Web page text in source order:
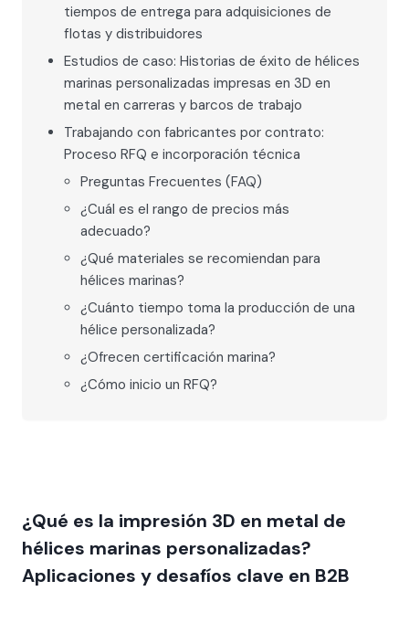
tiempos de entrega para adquisiciones de
flotas y distribuidores
Estudios de caso: Historias de éxito de hélices
marinas personalizadas impresas en 3D en
metal en carreras y barcos de trabajo
Trabajando con fabricantes por contrato:
Proceso RFQ e incorporación técnica
Preguntas Frecuentes (FAQ)
¿Cuál es el rango de precios más
adecuado?
¿Qué materiales se recomiendan para
hélices marinas?
¿Cuánto tiempo toma la producción de una
hélice personalizada?
¿Ofrecen certificación marina?
¿Cómo inicio un RFQ?
¿Qué es la impresión 3D en metal de
hélices marinas personalizadas?
Aplicaciones y desafíos clave en B2B